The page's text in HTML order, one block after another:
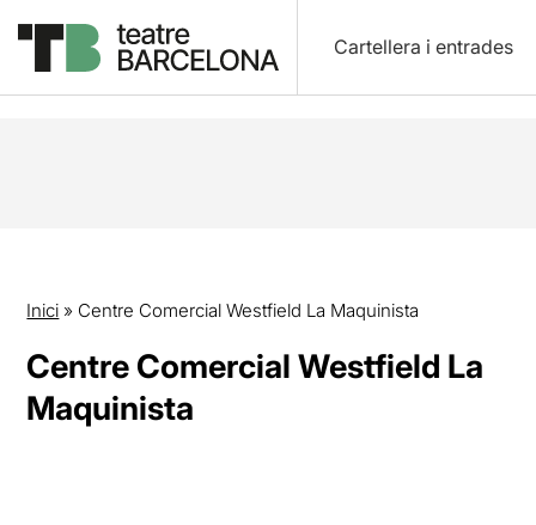
Cartellera i entrades
Inici » Centre Comercial Westfield La Maquinista
Centre Comercial Westfield La
Maquinista